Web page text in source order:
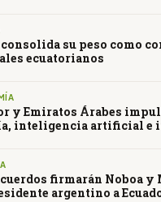
su peso como
ecuatorianos
y Emiratos Árabes
inteligencia artificial e
firmarán Noboa
argentino a